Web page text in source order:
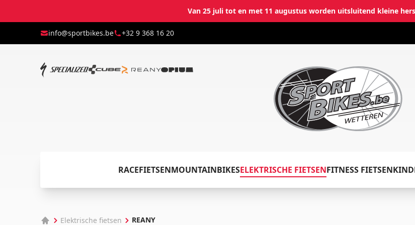
Van 25 juli tot en met 11 augustus worden uitsluitend kleine
info@sportbikes.be +32 9 368 16 20
RACEFIETSENMOUNTAINBIKESELEKTRISCHE FIETSENFITNESS FIETSEN
Elektrische fietsen REANY
Emailadres*